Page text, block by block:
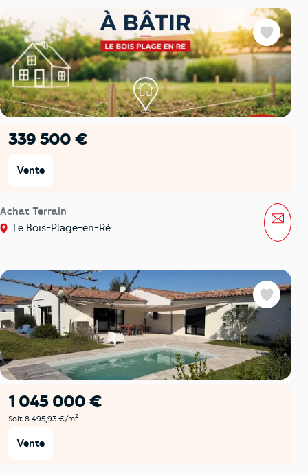
339 500 €
Vente
Achat Terrain
Le Bois-Plage-en-Ré
Favoris
1 045 000 €
Soit 8 495,93 €/m2
Vente
Favoris